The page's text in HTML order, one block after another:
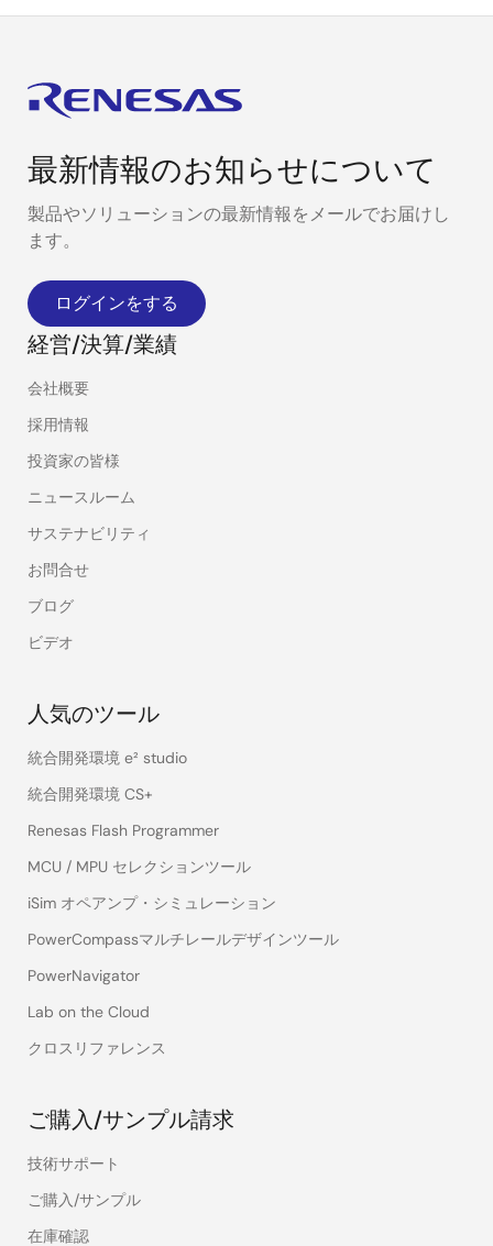
最新情報のお知らせについて
製品やソリューションの最新情報をメールでお届けし
ます。
ログインをする
経営/決算/業績
会社概要
採用情報
投資家の皆様
ニュースルーム
サステナビリティ
お問合せ
ブログ
ビデオ
人気のツール
統合開発環境 e² studio
統合開発環境 CS+
Renesas Flash Programmer
MCU / MPU セレクションツール
iSim オペアンプ・シミュレーション
PowerCompassマルチレールデザインツール
PowerNavigator
Lab on the Cloud
クロスリファレンス
ご購入/サンプル請求
技術サポート
ご購入/サンプル
在庫確認